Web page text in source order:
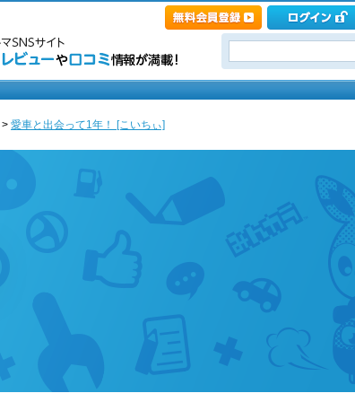
> 愛車と出会って1年！ [こいちぃ]